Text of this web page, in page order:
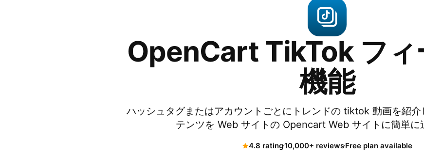
OpenCart TikTok フィ
機能
ハッシュタグまたはアカウントごとにトレンドの tiktok 動画を紹
テンツを Web サイトの Opencart Web サイトに簡単に
4.8 rating10,000+ reviewsFree plan available